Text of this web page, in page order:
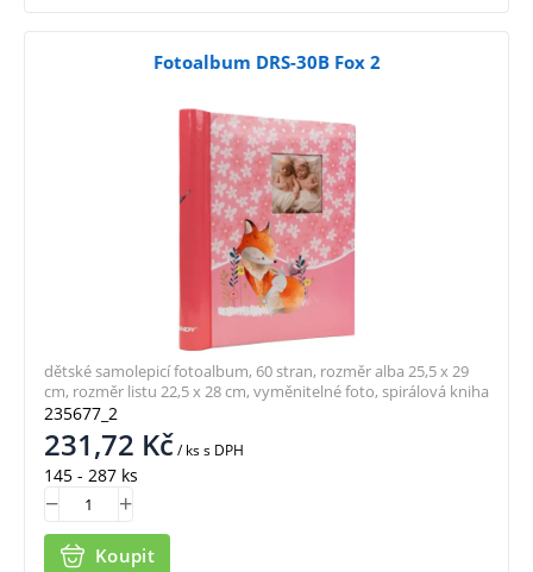
Fotoalbum DRS-30B Fox 2
235677_2
231,72 Kč/ kss DPH
145 - 287 ks
Koupit
dětské samolepicí fotoalbum, 60 stran, rozměr alba 25,5 x 29
cm, rozměr listu 22,5 x 28 cm, vyměnitelné foto, spirálová kniha